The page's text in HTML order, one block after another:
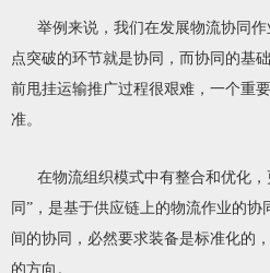
举例来说，我们在发展物流协同作
点突破的环节就是协同，而协同的基
前甩挂运输推广过程很艰难，一个重
准。
在物流组织模式中有整合和优化，
同”，是基于供应链上的物流作业的
间的协同，必然要求装备是标准化的
的方向。